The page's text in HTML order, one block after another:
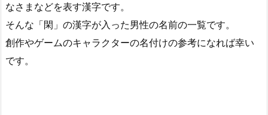
なさまなどを表す漢字です。
そんな「閑」の漢字が入った男性の名前の一覧です。
創作やゲームのキャラクターの名付けの参考になれば幸い
です。